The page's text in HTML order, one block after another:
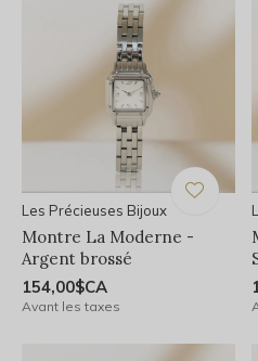
Les Précieuses Bijoux
Montre La Moderne -
Argent brossé
154,00$CA
Avant les taxes